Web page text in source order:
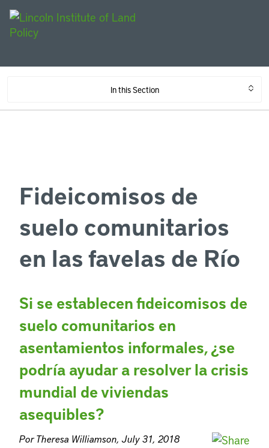
In this Section
Fideicomisos de
suelo comunitarios
en las favelas de Río
Si se establecen fideicomisos de
suelo comunitarios en
asentamientos informales, ¿se
podría ayudar a resolver la crisis
mundial de viviendas
asequibles?
Por Theresa Williamson, July 31, 2018